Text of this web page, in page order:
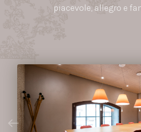
piacevole, allegro e